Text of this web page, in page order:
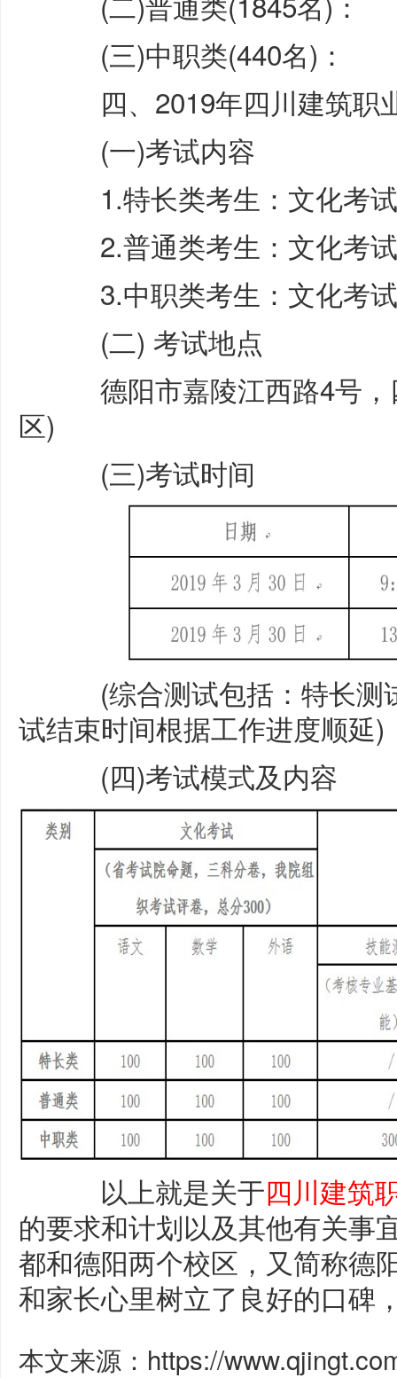
(三)中职类(440名)：
四、2019年四川建筑职
(一)考试内容
1.特长类考生：文化考
2.普通类考生：文化考
3.中职类考生：文化考
(二) 考试地点
德阳市嘉陵江西路4号，
区)
(三)考试时间
(综合测试包括：特长测
试结束时间根据工作进度顺延)
(四)考试模式及内容
以上就是关于四川建筑
的要求和计划以及其他有关事
都和德阳两个校区，又简称德
和家长心里树立了良好的口碑
本文来源：https://